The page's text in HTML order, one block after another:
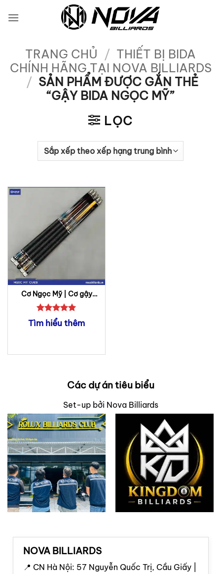
qua
TRANG CHỦ / THIẾT BỊ BIDA
CHÍNH HÃNG TẠI NOVA BILLIARDS
/ SẢN PHẨM ĐƯỢC GẮN THẺ
“GẬY BIDA NGỌC MỸ”
LỌC
Cơ Ngọc Mỹ | Cơ gậy
Bida CLB
Được xếp
hạng55
Tìm hiểu thêm
Các dự án tiêu biểu
Set-up bởi Nova Billiards
NOVA BILLIARDS
📍 CN Hà Nội: 57 Nguyễn Quốc Trị, Cầu Giấy |